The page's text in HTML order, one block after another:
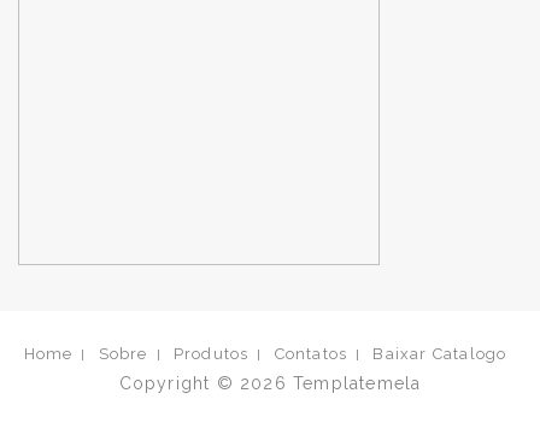
Home Sobre Produtos Contatos Baixar Catalogo
Copyright © 2026 Templatemela